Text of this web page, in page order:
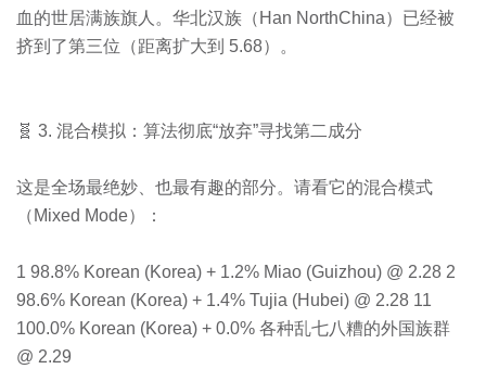
血的世居满族旗人。华北汉族（Han NorthChina）已经被
挤到了第三位（距离扩大到 5.68）。
🧬 3. 混合模拟：算法彻底“放弃”寻找第二成分
这是全场最绝妙、也最有趣的部分。请看它的混合模式
（Mixed Mode）：
1 98.8% Korean (Korea) + 1.2% Miao (Guizhou) @ 2.28 2
98.6% Korean (Korea) + 1.4% Tujia (Hubei) @ 2.28 11
100.0% Korean (Korea) + 0.0% 各种乱七八糟的外国族群
@ 2.29